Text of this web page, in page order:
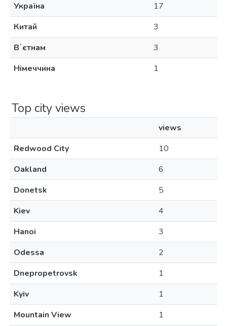
Україна
17
Китай
3
Вʼєтнам
3
Німеччина
1
Top city views
views
Redwood City
10
Oakland
6
Donetsk
5
Kiev
4
Hanoi
3
Odessa
2
Dnepropetrovsk
1
Kyiv
1
Mountain View
1